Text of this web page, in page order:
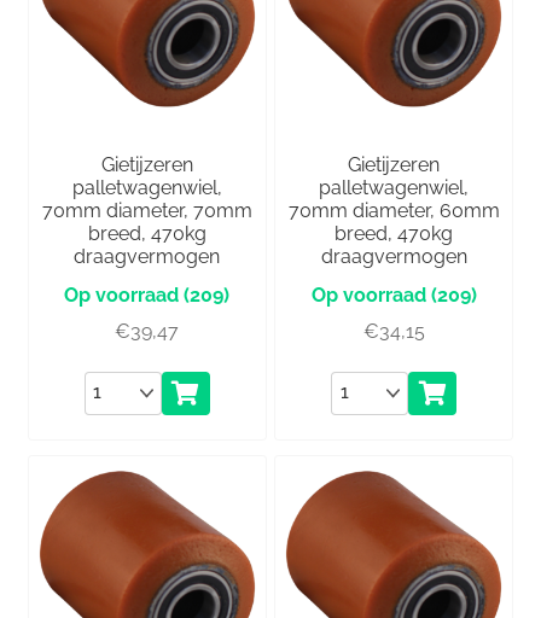
Gietijzeren
palletwagenwiel,
70mm diameter, 70mm
breed, 470kg
draagvermogen
(209)
€39,47
Aantal
Gietijzeren
palletwagenwiel,
70mm diameter, 60mm
breed, 470kg
draagvermogen
(209)
€34,15
Aantal